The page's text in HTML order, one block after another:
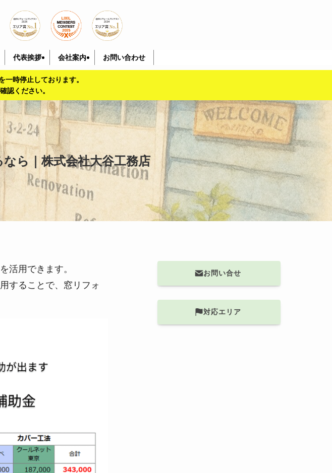
代表挨拶 会社案内 お問い合わせ
一時停止しております。
認ください。
ら｜株式会社大谷工務店
活用できます。
することで、窓リフォ
お問い合せ
対応エリア